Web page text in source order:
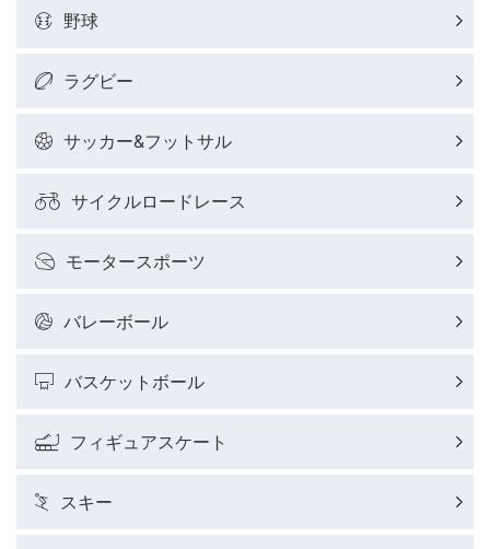
野球
ラグビー
サッカー&フットサル
サイクルロードレース
モータースポーツ
バレーボール
バスケットボール
フィギュアスケート
スキー